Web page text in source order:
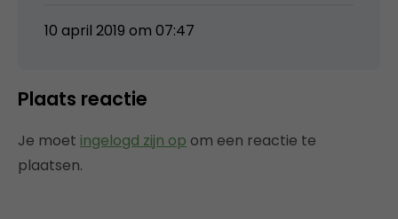
10 april 2019 om 07:47
Plaats reactie
Je moet ingelogd zijn op om een reactie te
plaatsen.